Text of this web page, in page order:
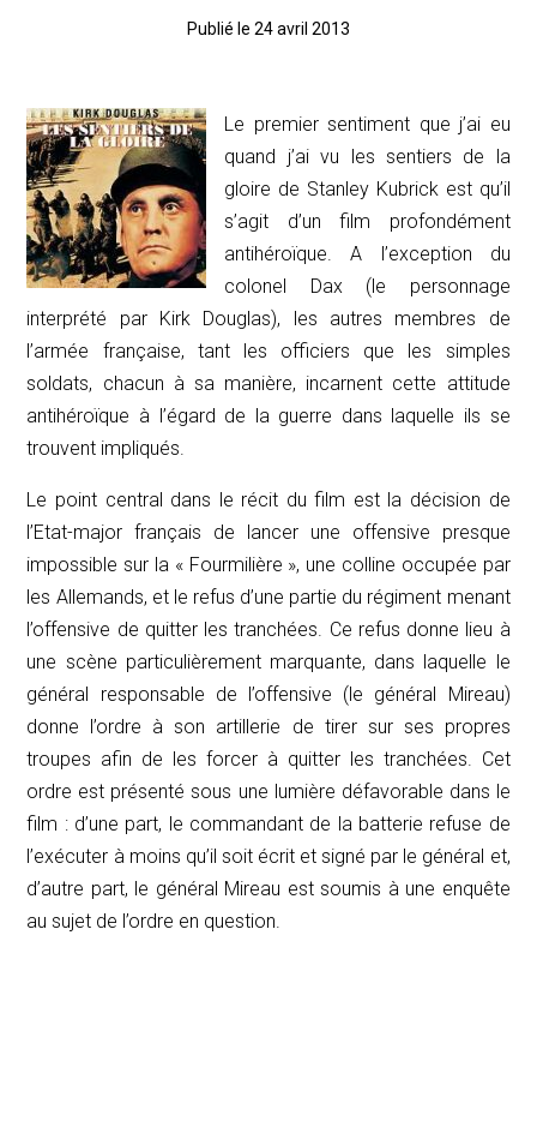
Publié le 24 avril 2013
Le premier sentiment que j’ai eu
quand j’ai vu les sentiers de la
gloire de Stanley Kubrick est qu’il
s’agit d’un film profondément
antihéroïque. A l’exception du
colonel Dax (le personnage
interprété par Kirk Douglas), les autres membres de
l’armée française, tant les officiers que les simples
soldats, chacun à sa manière, incarnent cette attitude
antihéroïque à l’égard de la guerre dans laquelle ils se
trouvent impliqués.
Le point central dans le récit du film est la décision de
l’Etat-major français de lancer une offensive presque
impossible sur la « Fourmilière », une colline occupée par
les Allemands, et le refus d’une partie du régiment menant
l’offensive de quitter les tranchées. Ce refus donne lieu à
une scène particulièrement marquante, dans laquelle le
général responsable de l’offensive (le général Mireau)
donne l’ordre à son artillerie de tirer sur ses propres
troupes afin de les forcer à quitter les tranchées. Cet
ordre est présenté sous une lumière défavorable dans le
film : d’une part, le commandant de la batterie refuse de
l’exécuter à moins qu’il soit écrit et signé par le général et,
d’autre part, le général Mireau est soumis à une enquête
au sujet de l’ordre en question.